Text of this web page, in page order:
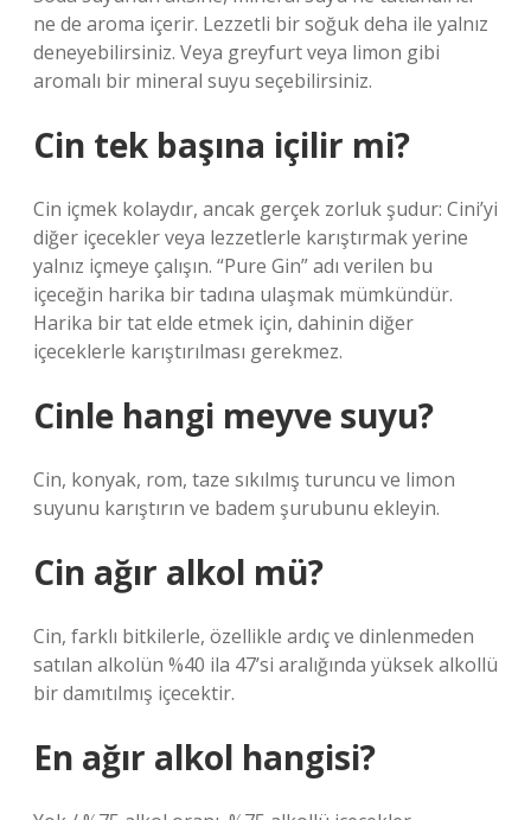
ne de aroma içerir. Lezzetli bir soğuk deha ile yalnız
deneyebilirsiniz. Veya greyfurt veya limon gibi
aromalı bir mineral suyu seçebilirsiniz.
Cin tek başına içilir mi?
Cin içmek kolaydır, ancak gerçek zorluk şudur: Cini’yi
diğer içecekler veya lezzetlerle karıştırmak yerine
yalnız içmeye çalışın. “Pure Gin” adı verilen bu
içeceğin harika bir tadına ulaşmak mümkündür.
Harika bir tat elde etmek için, dahinin diğer
içeceklerle karıştırılması gerekmez.
Cinle hangi meyve suyu?
Cin, konyak, rom, taze sıkılmış turuncu ve limon
suyunu karıştırın ve badem şurubunu ekleyin.
Cin ağır alkol mü?
Cin, farklı bitkilerle, özellikle ardıç ve dinlenmeden
satılan alkolün %40 ila 47’si aralığında yüksek alkollü
bir damıtılmış içecektir.
En ağır alkol hangisi?